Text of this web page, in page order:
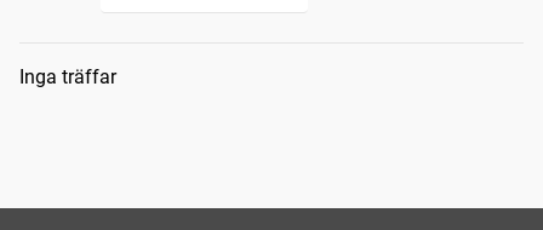
Sökresultat
Inga träffar